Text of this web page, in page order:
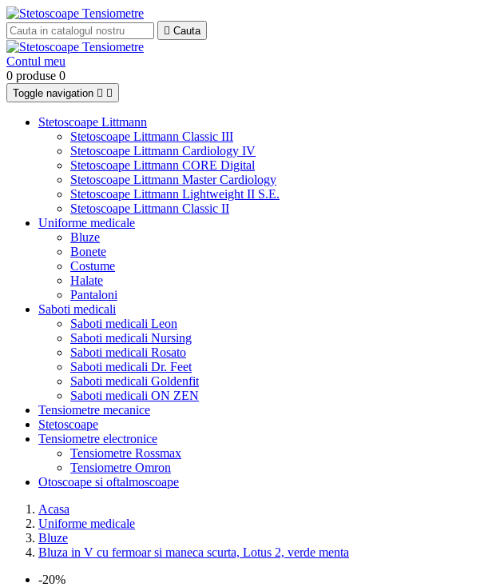
 Cauta
Contul meu
0 produse 0
Toggle navigation  
Stetoscoape Littmann
Stetoscoape Littmann Classic III
Stetoscoape Littmann Cardiology IV
Stetoscoape Littmann CORE Digital
Stetoscoape Littmann Master Cardiology
Stetoscoape Littmann Lightweight II S.E.
Stetoscoape Littmann Classic II
Uniforme medicale
Bluze
Bonete
Costume
Halate
Pantaloni
Saboti medicali
Saboti medicali Leon
Saboti medicali Nursing
Saboti medicali Rosato
Saboti medicali Dr. Feet
Saboti medicali Goldenfit
Saboti medicali ON ZEN
Tensiometre mecanice
Stetoscoape
Tensiometre electronice
Tensiometre Rossmax
Tensiometre Omron
Otoscoape si oftalmoscoape
Acasa
Uniforme medicale
Bluze
Bluza in V cu fermoar si maneca scurta, Lotus 2, verde menta
-20%